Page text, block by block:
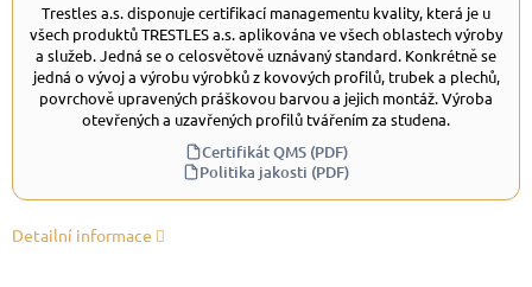
Trestles a.s. disponuje certifikací managementu kvality, která je u
všech produktů TRESTLES a.s. aplikována ve všech oblastech výroby
a služeb. Jedná se o celosvětově uznávaný standard. Konkrétně se
jedná o vývoj a výrobu výrobků z kovových profilů, trubek a plechů,
povrchově upravených práškovou barvou a jejich montáž. Výroba
otevřených a uzavřených profilů tvářením za studena.
Certifikát QMS (PDF)
Politika jakosti (PDF)
Detailní informace